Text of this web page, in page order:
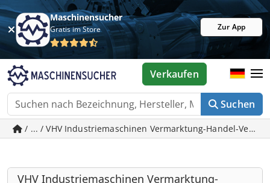
Maschinensucher
Gratis im Store Zur App
Suchen
Verkaufen
/ ... / VHV Industriemaschinen Vermarktung-Handel-
VHV Industriemaschinen Vermarktung-